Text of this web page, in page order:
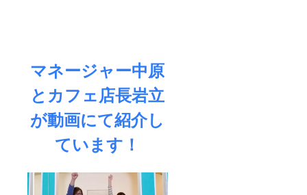
マネージャー中原
とカフェ店長岩立
が動画にて紹介し
ています！